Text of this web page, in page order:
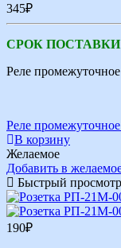
345₽
СРОК ПОСТАВКИ
Реле промежуточное
Реле
В корзину
Желаемое
Добавить в
Быстрый просмотр
190₽